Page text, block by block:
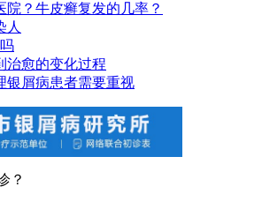
院？牛皮癣复发的几率？
人
治愈的变化过程
银屑病患者需要重视
？